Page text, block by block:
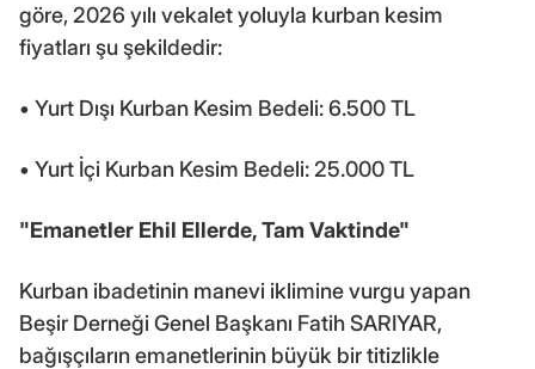
göre, 2026 yılı vekalet yoluyla kurban kesim
fiyatları şu şekildedir:
• Yurt Dışı Kurban Kesim Bedeli: 6.500 TL
• Yurt İçi Kurban Kesim Bedeli: 25.000 TL
"Emanetler Ehil Ellerde, Tam Vaktinde"
Kurban ibadetinin manevi iklimine vurgu yapan
Beşir Derneği Genel Başkanı Fatih SARIYAR,
bağışçıların emanetlerinin büyük bir titizlikle